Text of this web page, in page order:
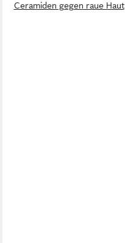
Ceramiden gegen raue Haut